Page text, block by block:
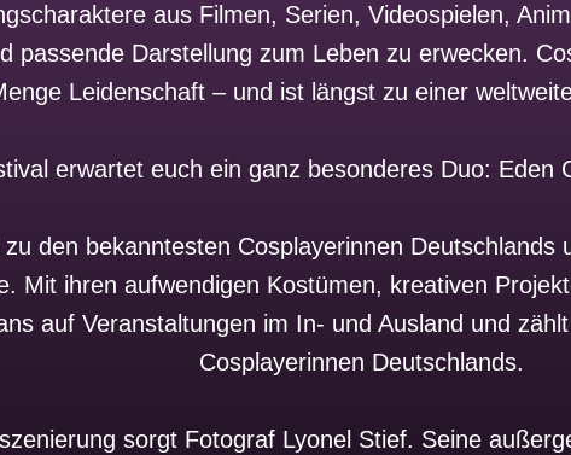
aus Filmen, Serien, Videospielen,
passende Darstellung zum Leben zu erwecken.
Leidenschaft – und ist längst zu einer
erwartet euch ein ganz besonderes Duo: Eden
den bekanntesten Cosplayerinnen
Mit ihren aufwendigen Kostümen, kreativen
auf Veranstaltungen im In- und Ausland und
Cosplayerinnen Deutschlands.
sorgt Fotograf Lyonel Stief. Seine